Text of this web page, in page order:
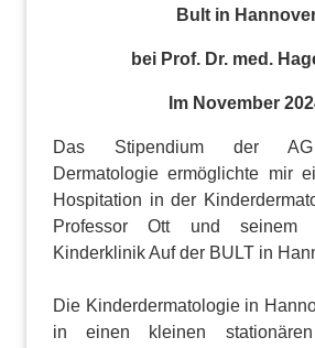
Bult in
bei Prof. Dr. med.
Im November
Das Stipendium der AG
Dermatologie ermöglichte mir
Hospitation in der
Professor Ott und
Kinderklinik Auf der BULT in
Die Kinderdermatologie in
in einen kleinen